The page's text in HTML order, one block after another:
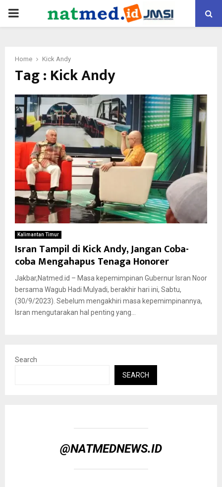
PRIMARY
Home Kick Andy
Tag : Kick Andy
Kalimantan Timur
Isran Tampil di Kick Andy, Jangan Coba-
coba Mengahapus Tenaga Honorer
Jakbar,Natmed.id – Masa kepemimpinan Gubernur Isran Noor
bersama Wagub Hadi Mulyadi, berakhir hari ini, Sabtu,
(30/9/2023). Sebelum mengakhiri masa kepemimpinannya,
Isran mengutarakan hal penting yang...
Search
SEARCH
@NATMEDNEWS.ID